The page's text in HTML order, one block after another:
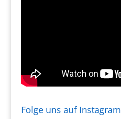
Folge uns auf Instagram